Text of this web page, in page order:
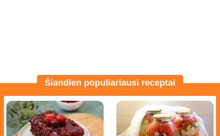
Šiandien populiariausi receptai